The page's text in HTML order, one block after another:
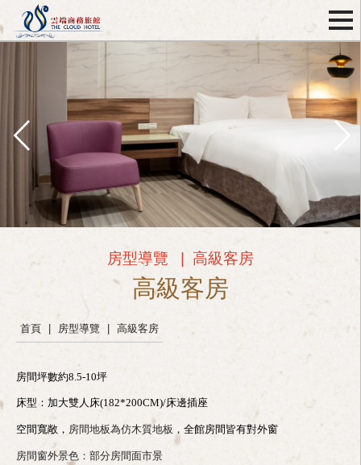
房型導覽 高級客房
高級客房
首頁 房型導覽 高級客房
房間坪數約8.5-10坪
床型：加大雙人床(182*200CM)/床邊插座
空間寬敞， 房間地板為仿木質地板， 全館房間皆有對外窗
房間窗外景色：部分房間面市景